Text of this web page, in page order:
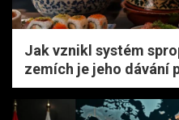
Jak vznikl systém
zemích je jeho dávání